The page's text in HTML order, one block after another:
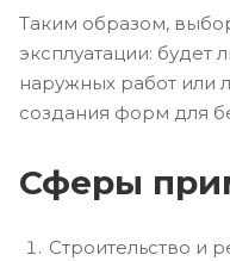
Таким образом,
эксплуатации: будет
наружных работ или
создания форм для
Сферы
Строительство и